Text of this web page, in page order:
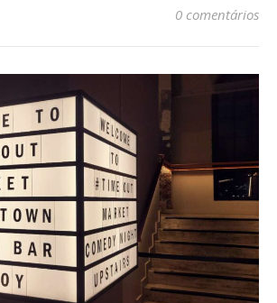
0 comentários